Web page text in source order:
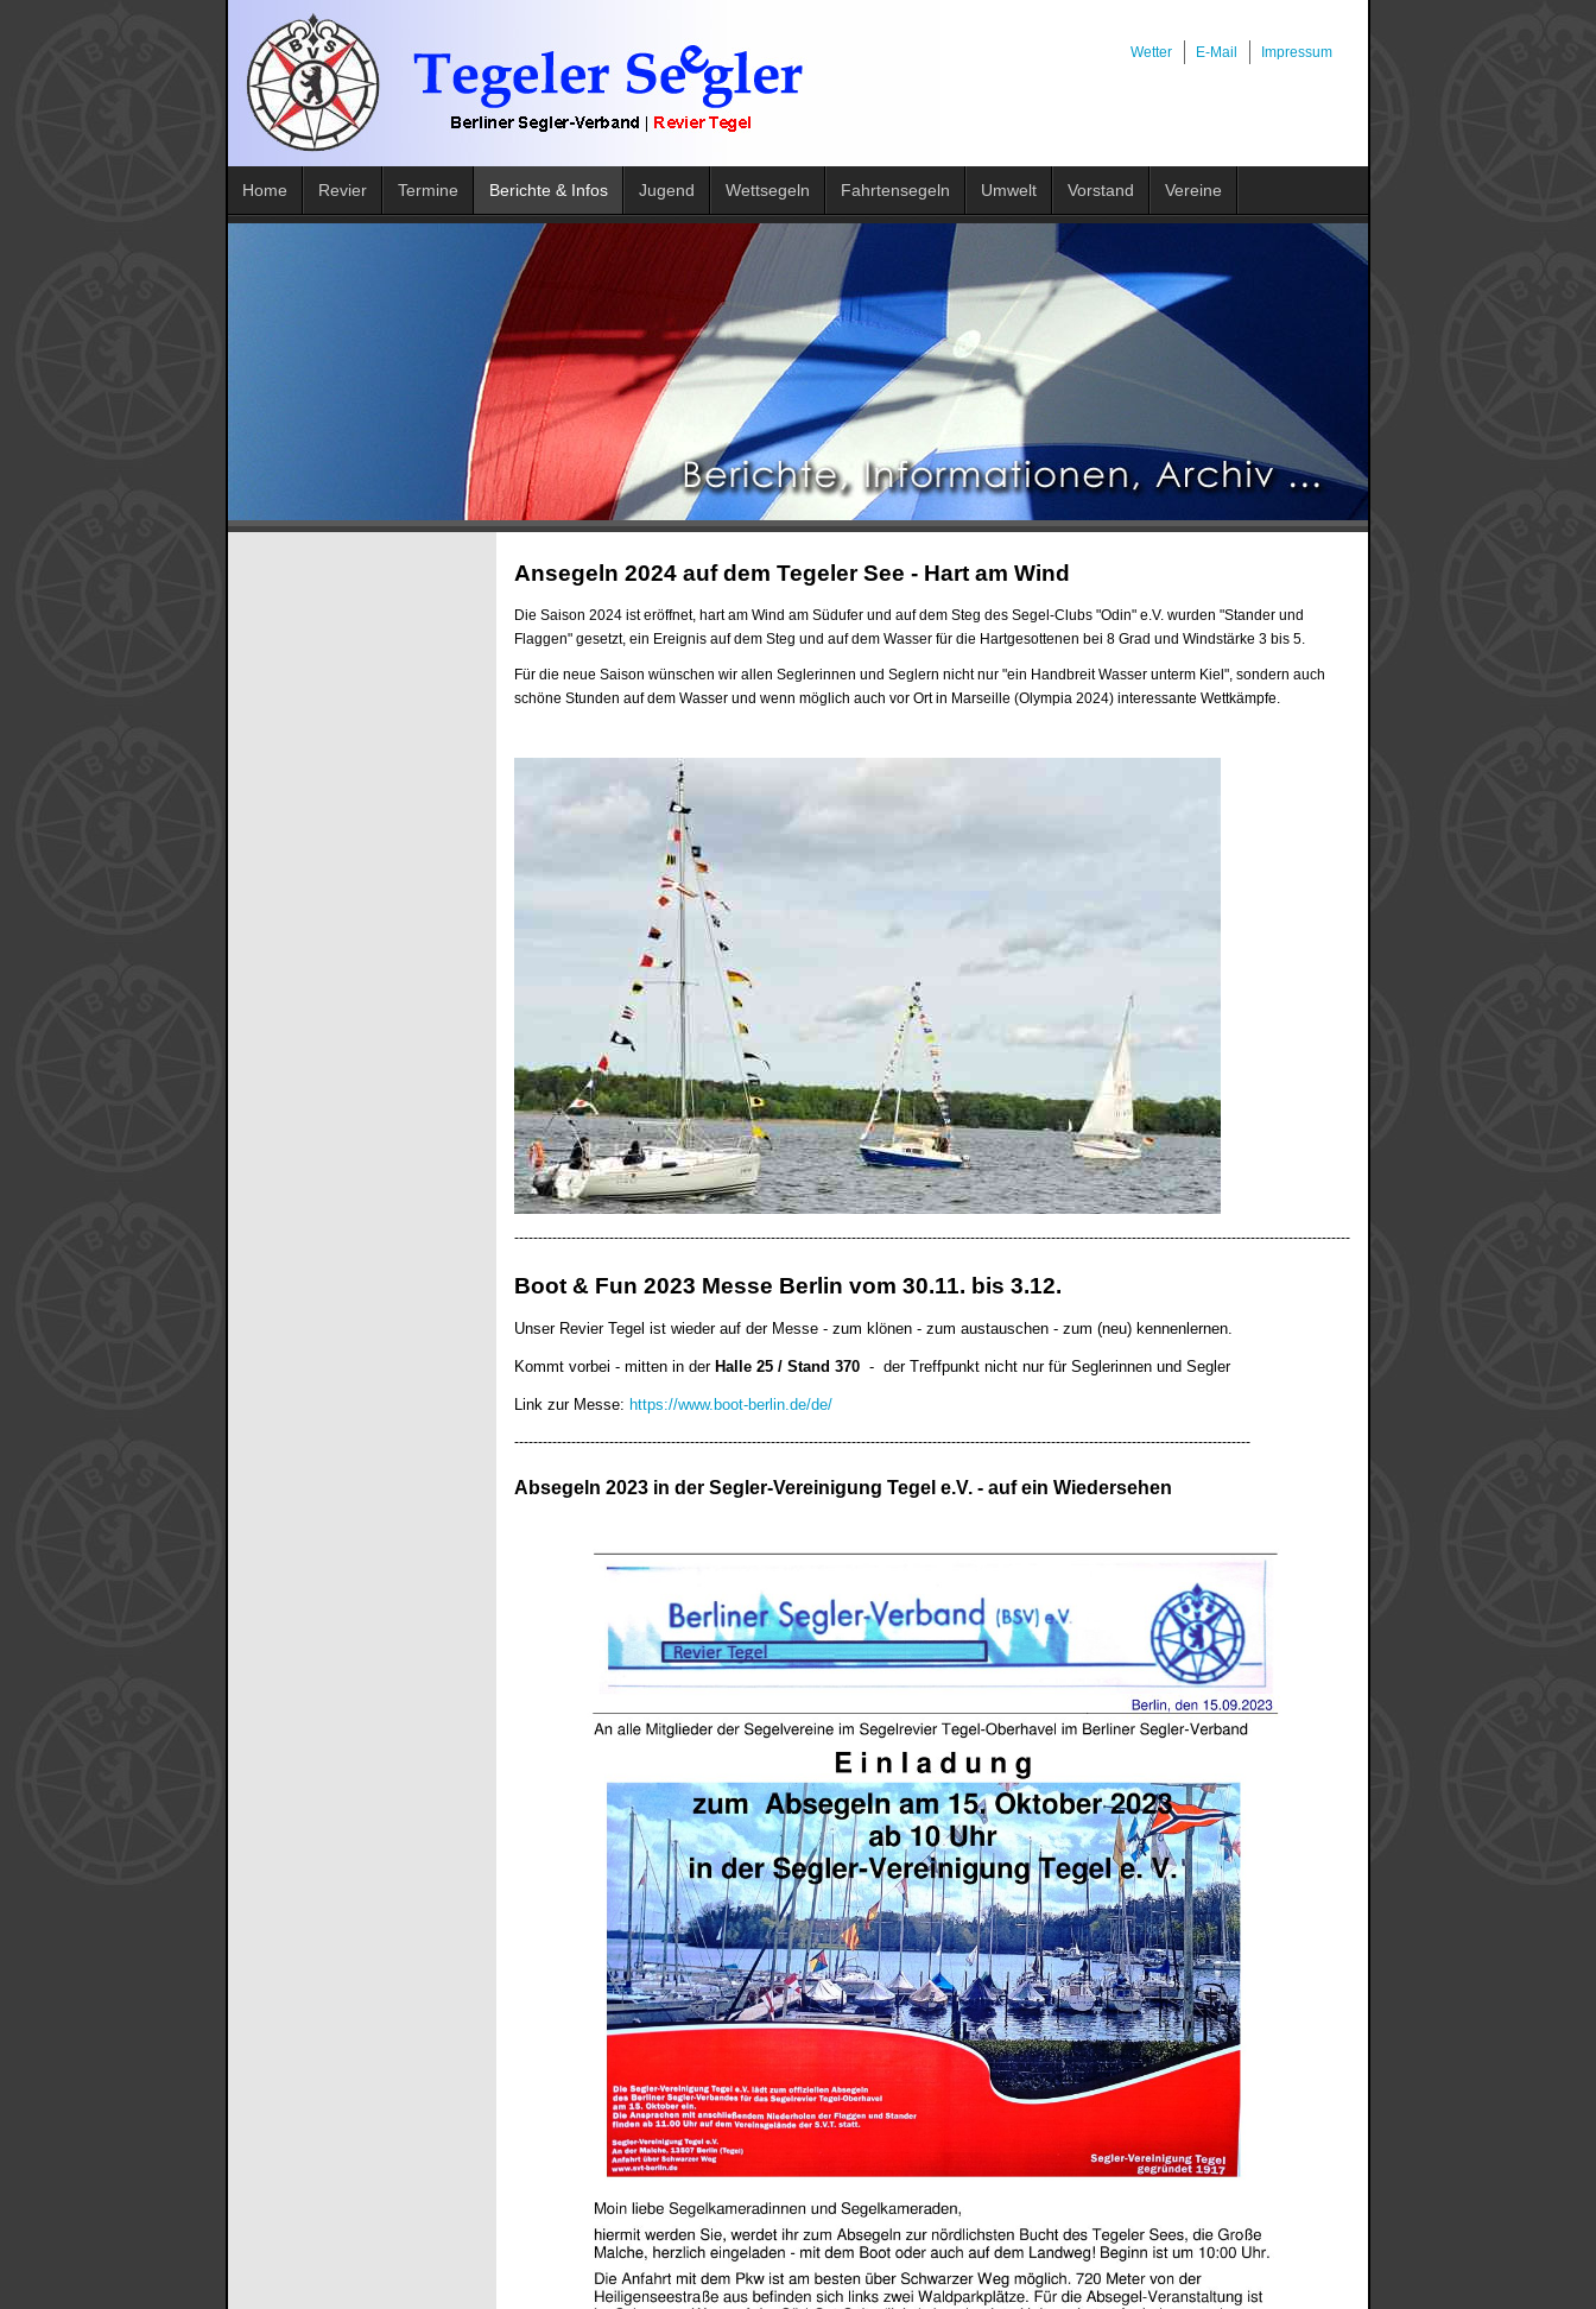
Wetter E-Mail Impressum
Home Revier Termine Berichte & Infos Jugend Wettsegeln Fahrtensegeln Umwelt Vorstand Vereine
Ansegeln 2024 auf dem Tegeler See - Hart am Wind
Die Saison 2024 ist eröffnet, hart am Wind am Südufer und auf dem Steg des Segel-Clubs "Odin" e.V. wurden "Stander und
Flaggen" gesetzt, ein Ereignis auf dem Steg und auf dem Wasser für die Hartgesottenen bei 8 Grad und Windstärke 3 bis 5.
Für die neue Saison wünschen wir allen Seglerinnen und Seglern nicht nur "ein Handbreit Wasser unterm Kiel", sondern auch
schöne Stunden auf dem Wasser und wenn möglich auch vor Ort in Marseille (Olympia 2024) interessante Wettkämpfe.
--------------------------------------------------------------------------------------------------------------------------------------------------------------------------------
Boot & Fun 2023 Messe Berlin vom 30.11. bis 3.12.
Unser Revier Tegel ist wieder auf der Messe - zum klönen - zum austauschen - zum (neu) kennenlernen.
Kommt vorbei - mitten in der Halle 25 / Stand 370 - der Treffpunkt nicht nur für Seglerinnen und Segler
Link zur Messe: https://www.boot-berlin.de/de/
-----------------------------------------------------------------------------------------------------------------------------------------------------------
Absegeln 2023 in der Segler-Vereinigung Tegel e.V. - auf ein Wiedersehen